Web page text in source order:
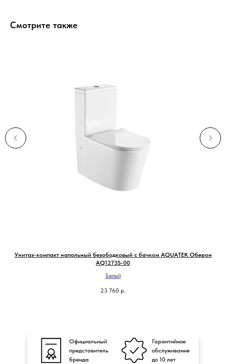
Смотрите также
Унитаз-компакт напольный безободковый с бачком AQUATEK Оберон
AQ1273S-00
Белый
23 760 р.
Официальный
представитель
бренда
Гарантийное
обслуживание
до 10 лет